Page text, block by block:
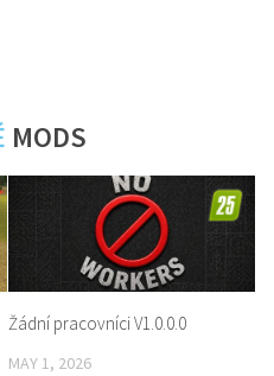
MODS
Žádní pracovníci V1.0.0.0
MAY 1, 2026